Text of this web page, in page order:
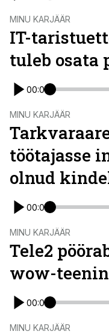
ST
MINU KARJÄÄR
IT-
tuleb osata
00:00
ST
MINU KARJÄÄR
töötajasse
olnud
00:00
ST
MINU KARJÄÄR
Tele2
wow-
00:00
ST
MINU KARJÄÄR